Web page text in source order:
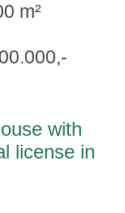
m²
with
license in